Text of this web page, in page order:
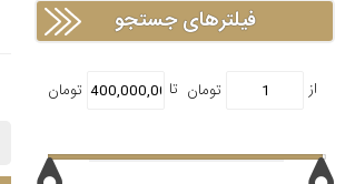
فیلترهای جستجو